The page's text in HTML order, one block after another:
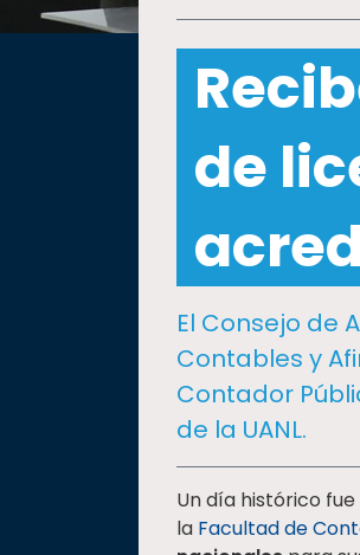
educativa
Internacionalizaciónde
El Consejo de
Contables y
Contador
de la UANL.
Un día histórico
la Facultad de